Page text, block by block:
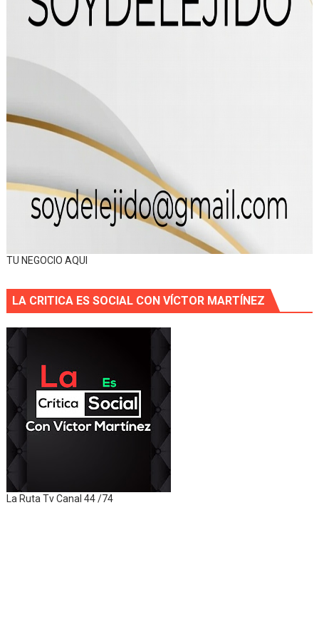
TU NEGOCIO AQUI
LA CRITICA ES SOCIAL CON VÍCTOR MARTÍNEZ
La Ruta Tv Canal 44 /74